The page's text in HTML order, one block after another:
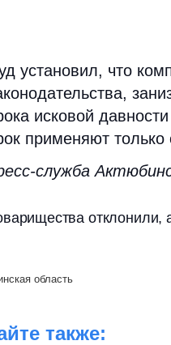
установил, что
исковой
применяют только
служба
отклонили,
область
также: